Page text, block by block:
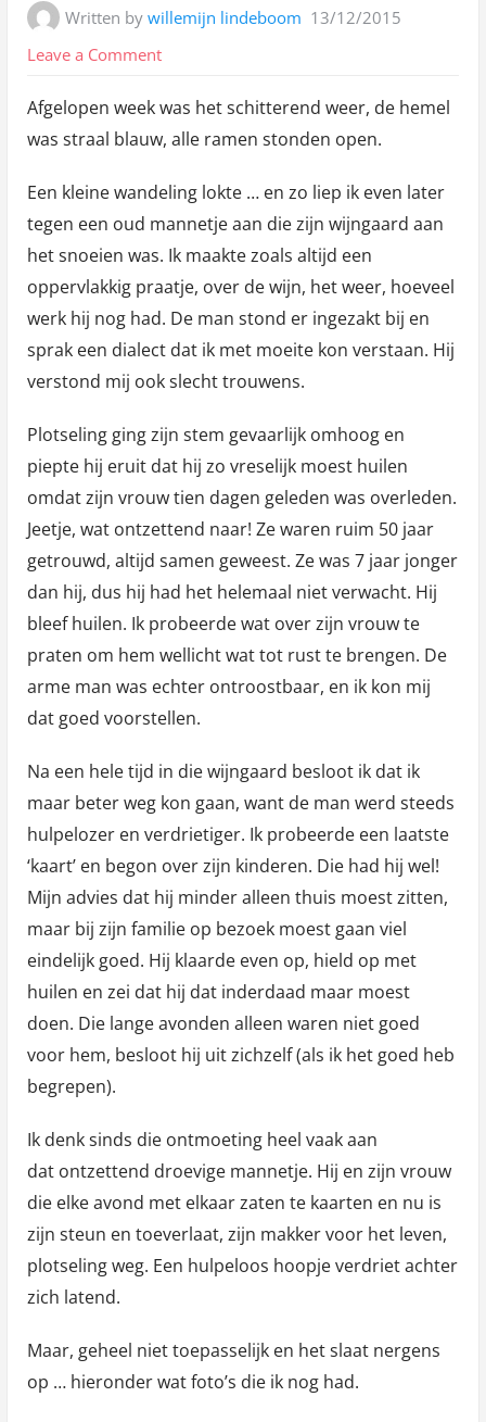
Written bywillemijn lindeboom 13/12/2015
Leave a Commenton
Afgelopen week was het schitterend weer, de hemel
was straal blauw, alle ramen stonden open.
Een kleine wandeling lokte … en zo liep ik even later
tegen een oud mannetje aan die zijn wijngaard aan
het snoeien was. Ik maakte zoals altijd een
oppervlakkig praatje, over de wijn, het weer, hoeveel
werk hij nog had. De man stond er ingezakt bij en
sprak een dialect dat ik met moeite kon verstaan. Hij
verstond mij ook slecht trouwens.
Plotseling ging zijn stem gevaarlijk omhoog en
piepte hij eruit dat hij zo vreselijk moest huilen
omdat zijn vrouw tien dagen geleden was overleden.
Jeetje, wat ontzettend naar! Ze waren ruim 50 jaar
getrouwd, altijd samen geweest. Ze was 7 jaar jonger
dan hij, dus hij had het helemaal niet verwacht. Hij
bleef huilen. Ik probeerde wat over zijn vrouw te
praten om hem wellicht wat tot rust te brengen. De
arme man was echter ontroostbaar, en ik kon mij
dat goed voorstellen.
Na een hele tijd in die wijngaard besloot ik dat ik
maar beter weg kon gaan, want de man werd steeds
hulpelozer en verdrietiger. Ik probeerde een laatste
‘kaart’ en begon over zijn kinderen. Die had hij wel!
Mijn advies dat hij minder alleen thuis moest zitten,
maar bij zijn familie op bezoek moest gaan viel
eindelijk goed. Hij klaarde even op, hield op met
huilen en zei dat hij dat inderdaad maar moest
doen. Die lange avonden alleen waren niet goed
voor hem, besloot hij uit zichzelf (als ik het goed heb
begrepen).
Ik denk sinds die ontmoeting heel vaak aan
dat ontzettend droevige mannetje. Hij en zijn vrouw
die elke avond met elkaar zaten te kaarten en nu is
zijn steun en toeverlaat, zijn makker voor het leven,
plotseling weg. Een hulpeloos hoopje verdriet achter
zich latend.
Maar, geheel niet toepasselijk en het slaat nergens
op … hieronder wat foto’s die ik nog had.